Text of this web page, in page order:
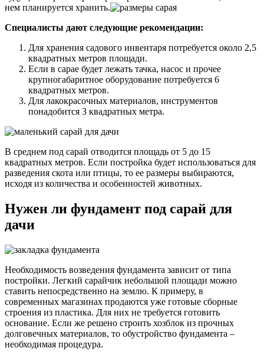
нем планируется хранить.
Специалисты дают следующие рекомендации:
Для хранения садового инвентаря потребуется около 2,5
квадратных метров площади.
Если в сарае будет лежать тачка, насос и прочее
крупногабаритное оборудование потребуется 6
квадратных метров.
Для лакокрасочных материалов, инструментов
понадобится 3 квадратных метра.
В среднем под сарай отводится площадь от 5 до 15
квадратных метров. Если постройка будет использоваться для
разведения скота или птицы, то ее размеры выбираются,
исходя из количества и особенностей животных.
Нужен ли фундамент под сарай для
дачи
Необходимость возведения фундамента зависит от типа
постройки. Легкий сарайчик небольшой площади можно
ставить непосредственно на землю. К примеру, в
современных магазинах продаются уже готовые сборные
строения из пластика. Для них не требуется готовить
основание. Если же решено строить хозблок из прочных
долговечных материалов, то обустройство фундамента –
необходимая процедура.